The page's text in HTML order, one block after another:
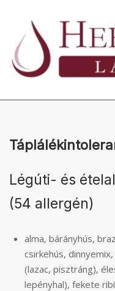
content
Légúti- és
(54 allergén)
alma, bárányhús,
csirkehús,
(lazac, pisztráng),
lepényhal), fekete